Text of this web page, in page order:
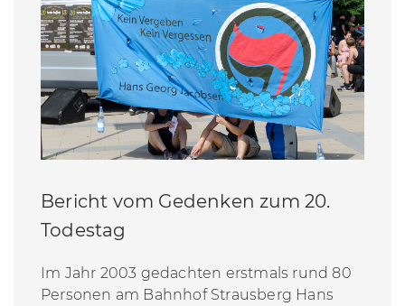
Bericht vom Gedenken zum 20.
Todestag
Im Jahr 2003 gedachten erstmals rund 80
Personen am Bahnhof Strausberg Hans